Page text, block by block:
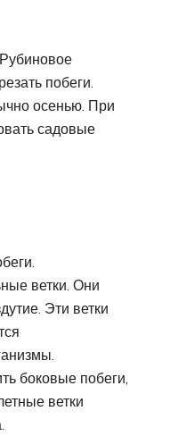
побеги.
осенью. При
садовые
ветки. Они
Эти ветки
боковые побеги,
ветки